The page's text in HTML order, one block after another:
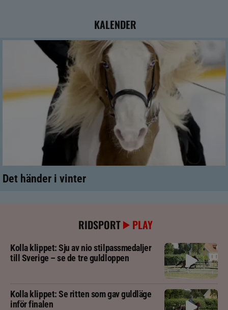
KALENDER
Det händer i vinter
RIDSPORT PLAY
Kolla klippet: Sju av nio stilpassmedaljer
till Sverige – se de tre guldloppen
Kolla klippet: Se ritten som gav guldläge
inför finalen